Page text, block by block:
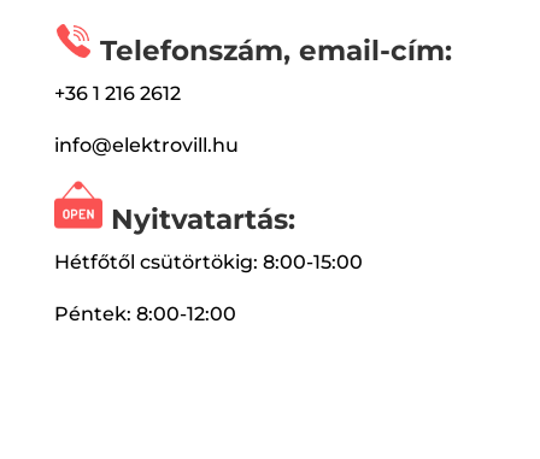
Telefonszám, email-cím:
+36 1 216 2612
info@elektrovill.hu
Nyitvatartás:
Hétfőtől csütörtökig: 8:00-15:00
Péntek: 8:00-12:00